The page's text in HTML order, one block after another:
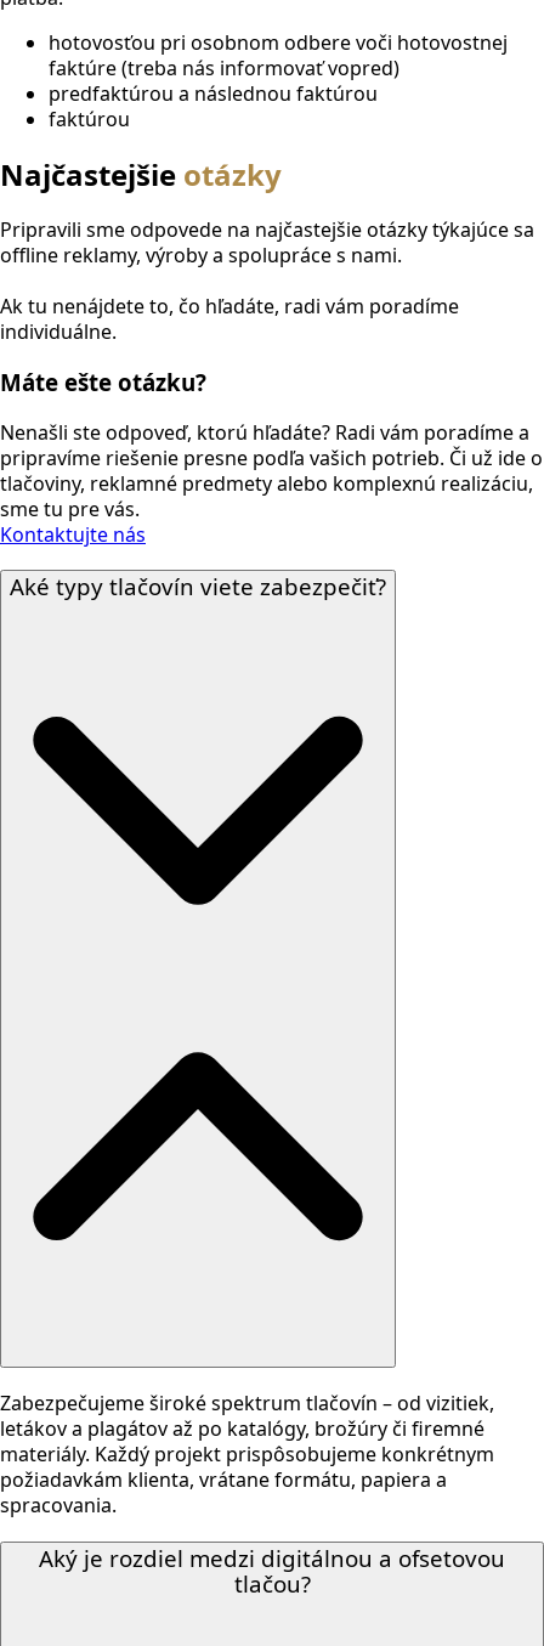
hotovosťou pri osobnom odbere voči hotovostnej
faktúre (treba nás informovať vopred)
predfaktúrou a následnou faktúrou
faktúrou
Najčastejšie otázky
Pripravili sme odpovede na najčastejšie otázky týkajúce sa
offline reklamy, výroby a spolupráce s nami.
Ak tu nenájdete to, čo hľadáte, radi vám poradíme
individuálne.
Máte ešte otázku?
Nenašli ste odpoveď, ktorú hľadáte? Radi vám poradíme a
pripravíme riešenie presne podľa vašich potrieb. Či už ide o
tlačoviny, reklamné predmety alebo komplexnú realizáciu,
sme tu pre vás.
Kontaktujte nás
Aké typy tlačovín viete zabezpečiť?
Zabezpečujeme široké spektrum tlačovín – od vizitiek,
letákov a plagátov až po katalógy, brožúry či firemné
materiály. Každý projekt prispôsobujeme konkrétnym
požiadavkám klienta, vrátane formátu, papiera a
spracovania.
Aký je rozdiel medzi digitálnou a ofsetovou
tlačou?